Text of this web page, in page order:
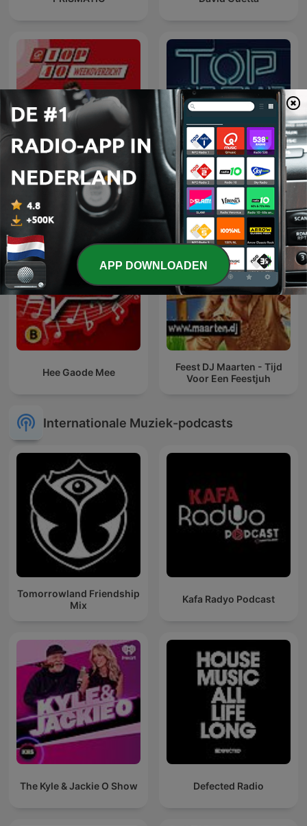
Top 40 Weekoverzicht
Top Of The Pop 1960 -
1969
Hee Gaode Mee
Feest DJ Maarten - Tijd
Voor Een Feestjuh
Internationale Muziek-podcasts
Tomorrowland Friendship
Mix
Kafa Radyo Podcast
The Kyle & Jackie O Show Defected Radio
APP DOWNLOADEN